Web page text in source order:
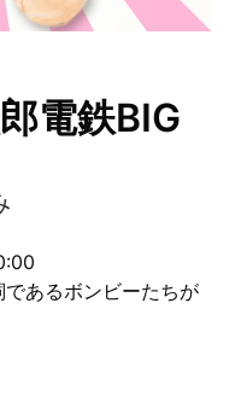
電鉄BIG
あるボンビーたちが